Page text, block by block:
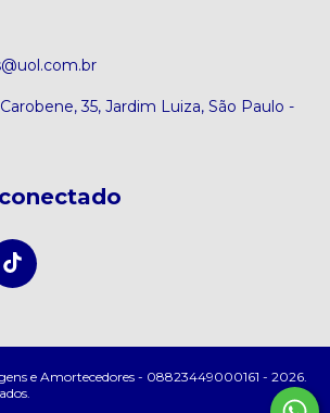
35, Jardim Luiza, São Paulo -
e Amortecedores - 08823449000161 - 2026.